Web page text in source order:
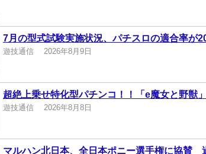
7月の型式試験実施状況、パチスロの適合率が
遊技通信 2026年8月9日
超絶上乗せ特化型パチンコ！！「e魔女と野獣」
遊技通信 2026年8月8日
マルハン北日本、全日本ポニー選手権に協賛